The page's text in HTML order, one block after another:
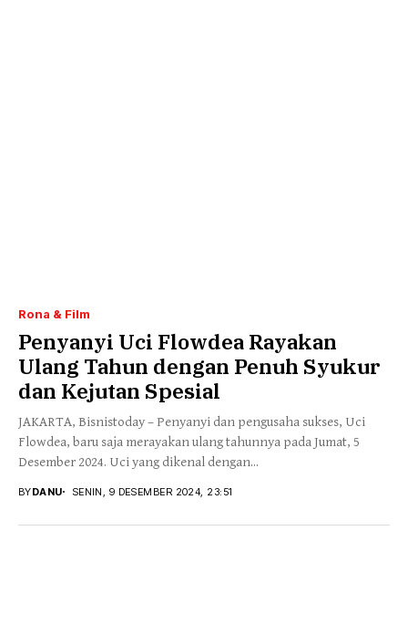
Rona & Film
Penyanyi Uci Flowdea Rayakan
Ulang Tahun dengan Penuh Syukur
dan Kejutan Spesial
JAKARTA, Bisnistoday – Penyanyi dan pengusaha sukses, Uci
Flowdea, baru saja merayakan ulang tahunnya pada Jumat, 5
Desember 2024. Uci yang dikenal dengan...
BYDANU SENIN, 9 DESEMBER 2024, 23:51